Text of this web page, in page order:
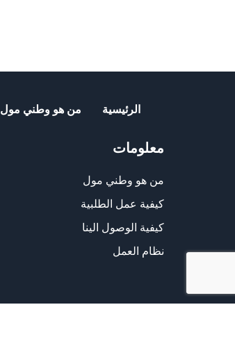
الرئيسية من هو وطني مول
معلومات
من هو وطني مول
كيفية عمل الطلبية
كيفية الوصول الينا
نظام العمل